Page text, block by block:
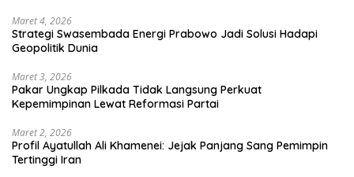
Maret 4, 2026
Strategi Swasembada Energi Prabowo Jadi Solusi Hadapi
Geopolitik Dunia
Maret 3, 2026
Pakar Ungkap Pilkada Tidak Langsung Perkuat
Kepemimpinan Lewat Reformasi Partai
Maret 2, 2026
Profil Ayatullah Ali Khamenei: Jejak Panjang Sang Pemimpin
Tertinggi Iran